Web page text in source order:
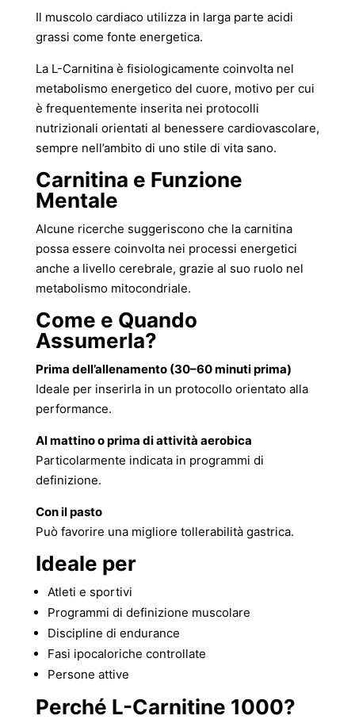
Il muscolo cardiaco utilizza in larga parte acidi
grassi come fonte energetica.
La L-Carnitina è fisiologicamente coinvolta nel
metabolismo energetico del cuore, motivo per cui
è frequentemente inserita nei protocolli
nutrizionali orientati al benessere cardiovascolare,
sempre nell’ambito di uno stile di vita sano.
Carnitina e Funzione
Mentale
Alcune ricerche suggeriscono che la carnitina
possa essere coinvolta nei processi energetici
anche a livello cerebrale, grazie al suo ruolo nel
metabolismo mitocondriale.
Come e Quando
Assumerla?
Prima dell’allenamento (30–60 minuti prima)
Ideale per inserirla in un protocollo orientato alla
performance.
Al mattino o prima di attività aerobica
Particolarmente indicata in programmi di
definizione.
Con il pasto
Può favorire una migliore tollerabilità gastrica.
Ideale per
Atleti e sportivi
Programmi di definizione muscolare
Discipline di endurance
Fasi ipocaloriche controllate
Persone attive
Perché L-Carnitine 1000?